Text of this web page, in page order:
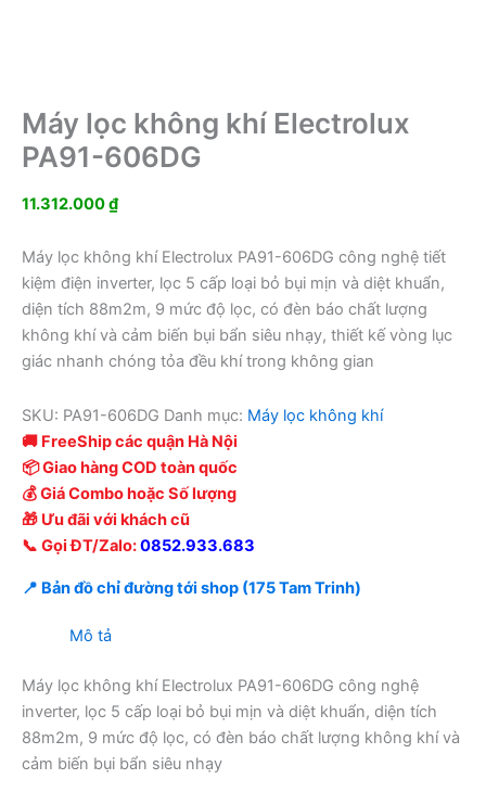
Máy lọc không khí Electrolux
PA91-606DG
11.312.000₫
Máy lọc không khí Electrolux PA91-606DG công nghệ tiết
kiệm điện inverter, lọc 5 cấp loại bỏ bụi mịn và diệt khuẩn,
diện tích 88m2m, 9 mức độ lọc, có đèn báo chất lượng
không khí và cảm biến bụi bẩn siêu nhạy, thiết kế vòng lục
giác nhanh chóng tỏa đều khí trong không gian
SKU: PA91-606DG Danh mục: Máy lọc không khí
🚚 FreeShip các quận Hà Nội
📦 Giao hàng COD toàn quốc
💰 Giá Combo hoặc Số lượng
🎁 Ưu đãi với khách cũ
📞 Gọi ĐT/Zalo:0852.933.683
📍 Bản đồ chỉ đường tới shop (175 Tam Trinh)
Mô tả
Máy lọc không khí Electrolux PA91-606DG công nghệ
inverter, lọc 5 cấp loại bỏ bụi mịn và diệt khuẩn, diện tích
88m2m, 9 mức độ lọc, có đèn báo chất lượng không khí và
cảm biến bụi bẩn siêu nhạy